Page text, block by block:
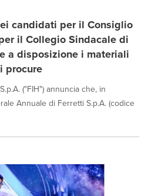
candidati per il Consiglio
il Collegio Sindacale di
a disposizione i materiali
procure
("FIH") annuncia che, in
Annuale di Ferretti S.p.A. (codice